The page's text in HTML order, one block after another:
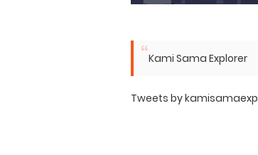
Kami Sama Explorer
Tweets by kamisamaexp